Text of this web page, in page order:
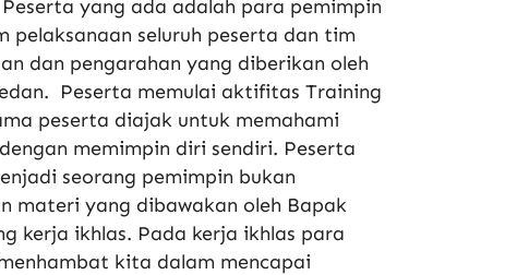
Peserta yang ada adalah para pemimpin
pelaksanaan seluruh peserta dan tim
dan pengarahan yang diberikan oleh
Peserta memulai aktifitas Training
peserta diajak untuk memahami
memimpin diri sendiri. Peserta
seorang pemimpin bukan
materi yang dibawakan oleh Bapak
kerja ikhlas. Pada kerja ikhlas para
kita dalam mencapai